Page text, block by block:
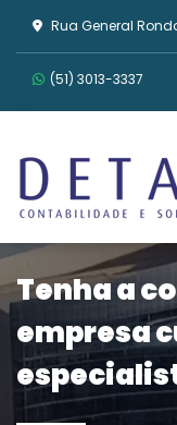
Rua General Rondon, 720 - Tristeza,
(51) 3013-3337
Tenha a
empresa